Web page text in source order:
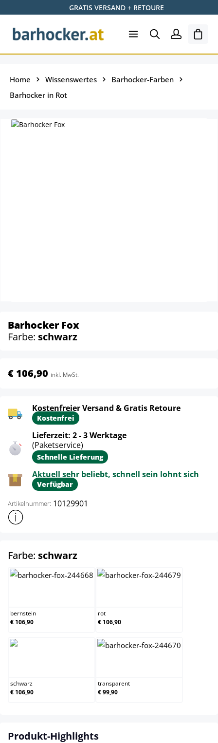
Skip to main contentGRATIS VERSAND + RETOURE
Home Wissenswertes
Barhocker-Farben
Barhocker in Rot
Barhocker Fox
Farbe: schwarz
€ 106,90 inkl. MwSt.
Kostenfreier Versand & Gratis Retoure
Kostenfrei
Lieferzeit: 2 - 3 Werktage
(Paketservice)
Schnelle Lieferung
Aktuell sehr beliebt, schnell sein lohnt sich
Verfügbar
Artikelnummer: 10129901
Weitere Produktinformationen anzeigen
Farbe: schwarzauswählen
bernstein
€ 106,90
rot
€ 106,90
schwarz
€ 106,90
transparent
€ 99,90
Produkt-Highlights